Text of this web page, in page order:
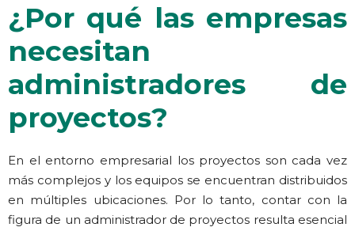
¿Por qué las empresas
necesitan
administradores de
proyectos?
En el entorno empresarial los proyectos son cada vez
más complejos y los equipos se encuentran distribuidos
en múltiples ubicaciones. Por lo tanto, contar con la
figura de un administrador de proyectos resulta esencial